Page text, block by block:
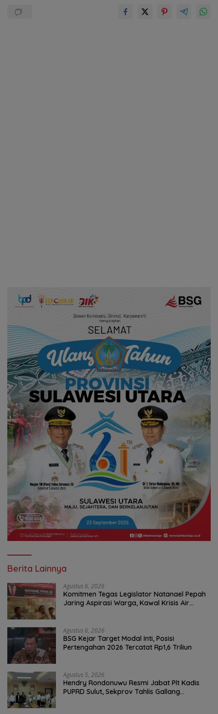
Berita Lainnya
Agustus 6, 2026
Komitmen Tegas Legislator Natanael Pepah
Jaring Aspirasi Warga, Kawal Krisis Air
Agustus 6, 2026
BSG Kejar Target Modal Inti, Posisi
Pertengahan 2026 Tercatat Rp1,6 Triliun
Agustus 5, 2026
Hendry Rondonuwu Resmi Jabat Plt Kadis
PUPRD Sulut, Sekprov Tahlis Gallang